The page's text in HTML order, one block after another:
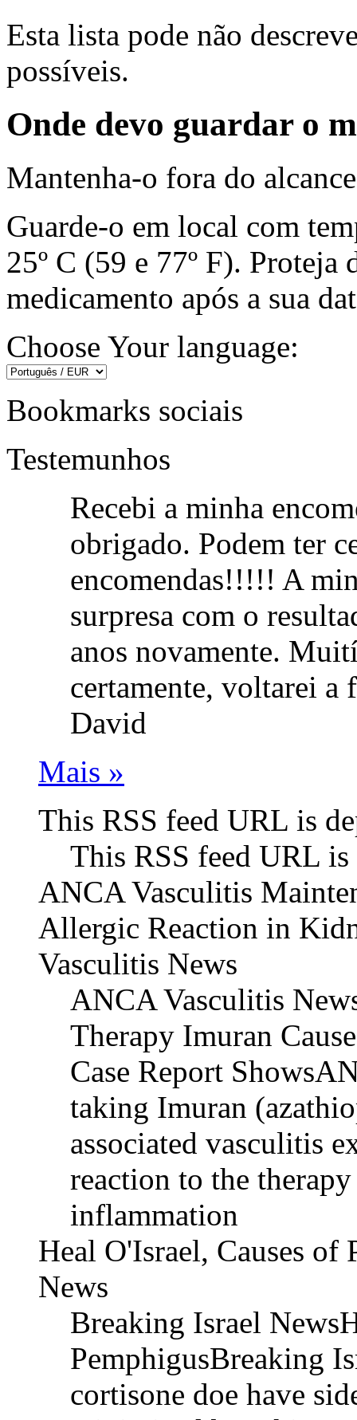
Esta lista pode não
possíveis.
Onde devo guardar o
Mantenha-o fora do
Guarde-o em local com
25º C (59 e 77º F).
medicamento após a sua
Choose Your language:
Bookmarks sociais
Testemunhos
Recebi a minha
obrigado. Podem ter
encomendas!!!!! A
surpresa com o
anos novamente.
certamente, voltarei a
David
Mais »
This RSS feed URL is
This RSS feed URL is
ANCA Vasculitis
Allergic Reaction in
Vasculitis News
ANCA Vasculitis
Therapy Imuran
Case Report
taking Imuran
associated vasculitis
reaction to the
inflammation
Heal O'Israel, Causes of
News
Breaking Israel
PemphigusBreaking
cortisone doe have